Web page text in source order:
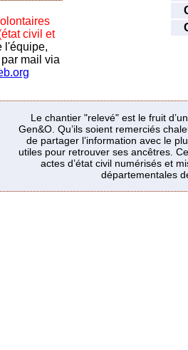
civil et
l'équipe,
mail via
Le chantier "relevé" est le fruit
Gen&O. Qu’ils soient remerciés
de partager l’information avec le
utiles pour retrouver ses ancêtres.
actes d’état civil numérisés et
départementales